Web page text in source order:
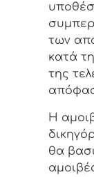
των
κατά
της
Η
θα